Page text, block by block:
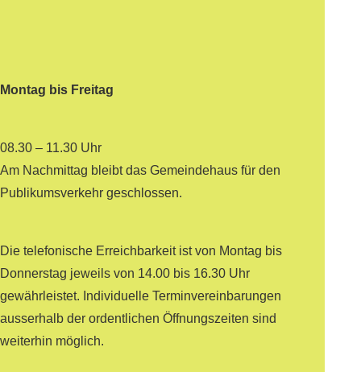
Montag bis Freitag
08.30 – 11.30 Uhr
Am Nachmittag bleibt das Gemeindehaus für den
Publikumsverkehr geschlossen.
Die telefonische Erreichbarkeit ist von Montag bis
Donnerstag jeweils von 14.00 bis 16.30 Uhr
gewährleistet. Individuelle Terminvereinbarungen
ausserhalb der ordentlichen Öffnungszeiten sind
weiterhin möglich.